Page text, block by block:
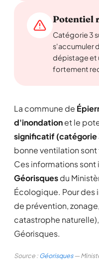
Potentiel
Catégorie 3
s'accumuler
dépistage et
fortement
La commune de
d'inondationet le
significatif (catégorie
bonne ventilation
Ces informations
Géorisquesdu
Écologique. Pour des
de prévention,
catastrophe
Géorisques.
Source :Géorisques—